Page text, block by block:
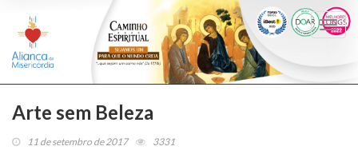
Arte sem Beleza
11 de setembro de 2017 3331